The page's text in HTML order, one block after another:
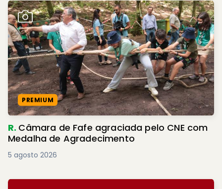
PREMIUM
R. Câmara de Fafe agraciada pelo CNE com
Medalha de Agradecimento
5 agosto 2026